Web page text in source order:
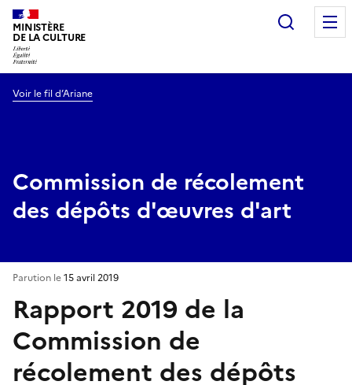
MINISTÈRE
DE LA CULTURE
Voir le fil d’Ariane
Commission de récolement
des dépôts d'œuvres d'art
Rapport 2019 de la
Commission de
récolement des dépôts
Parution le15 avril 2019